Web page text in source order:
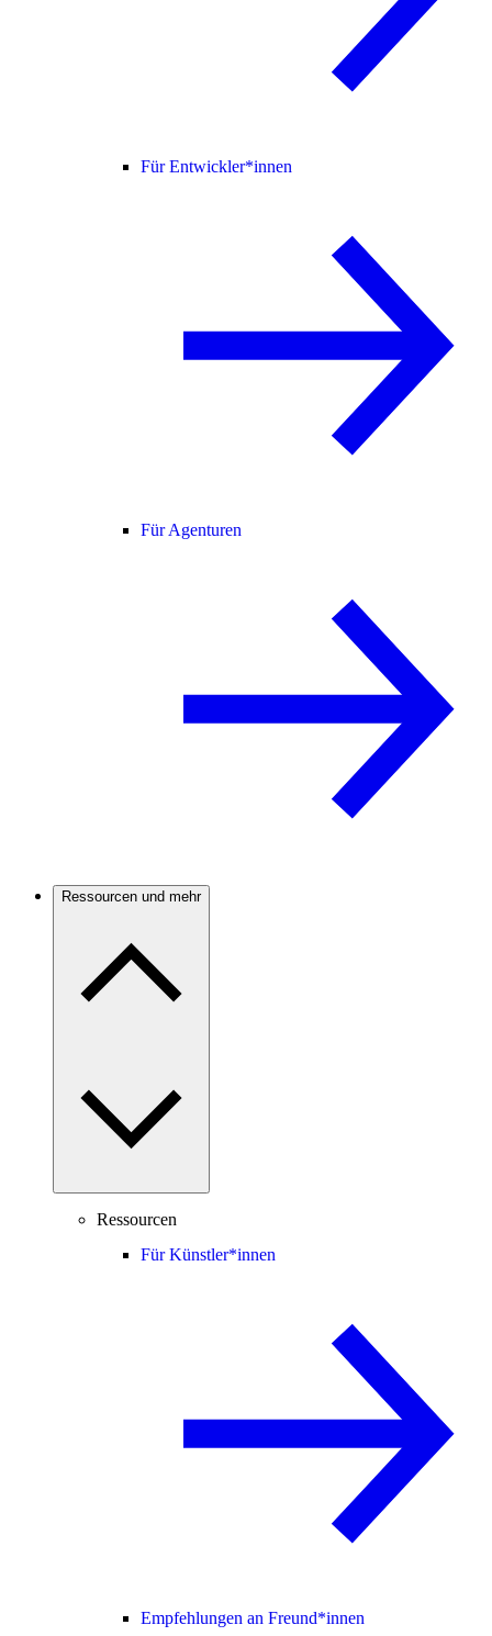
Für Entwickler*innen
Für Agenturen
Ressourcen und mehr
Ressourcen
Für Künstler*innen
Empfehlungen an Freund*innen